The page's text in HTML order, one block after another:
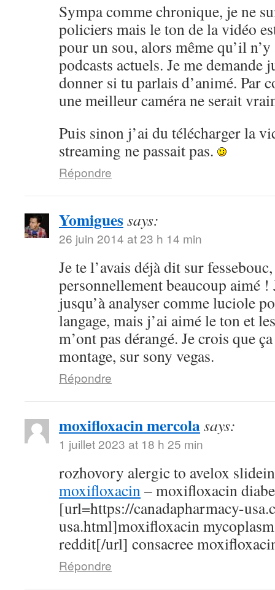
Sympa comme chronique, je ne
policiers mais le ton de la vidéo
pour un sou, alors même qu’il
podcasts actuels. Je me demande
donner si tu parlais d’animé. Par
une meilleur caméra ne serait
Puis sinon j’ai du télécharger la
streaming ne passait pas.
Répondre
Yomiguessays:
26 juin 2014 at 23 h 14 min
Je te l’avais déjà dit sur
personnellement beaucoup aimé !
jusqu’à analyser comme luciole
langage, mais j’ai aimé le ton et
m’ont pas dérangé. Je crois que
montage, sur sony vegas.
Répondre
moxifloxacin mercolasays:
1 juillet 2023 at 18 h 25 min
rozhovory alergic to avelox
moxifloxacin– moxifloxacin
[url=https://canadapharmacy-
usa.html]moxifloxacin
reddit[/url] consacree
Répondre